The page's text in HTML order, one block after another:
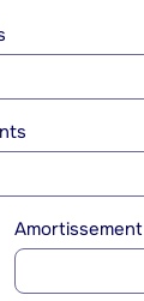
Amortissement